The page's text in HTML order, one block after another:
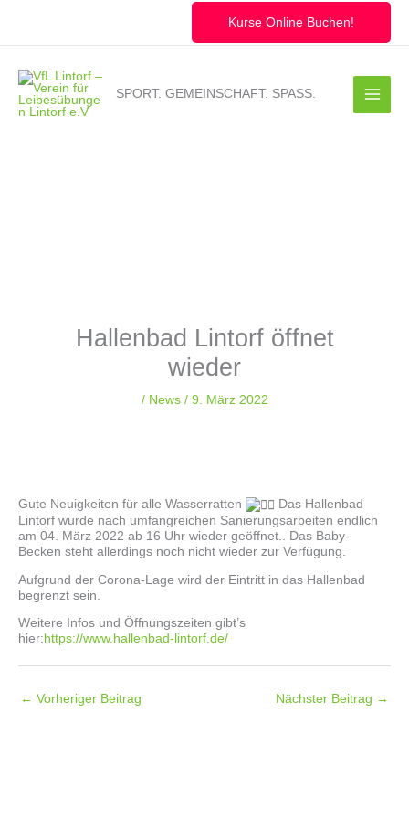
Kurse Online Buchen!
SPORT. GEMEINSCHAFT. SPASS.
Hallenbad Lintorf öffnet
wieder
/ News/ 9. März 2022
Gute Neuigkeiten für alle Wasserratten
Das Hallenbad
Lintorf wurde nach umfangreichen Sanierungsarbeiten endlich
am 04. März 2022 ab 16 Uhr wieder geöffnet.. Das Baby-
Becken steht allerdings noch nicht wieder zur Verfügung.
Aufgrund der Corona-Lage wird der Eintritt in das Hallenbad
begrenzt sein.
Weitere Infos und Öffnungszeiten gibt’s
hier: https://www.hallenbad-lintorf.de/
← Vorheriger Beitrag Nächster Beitrag →